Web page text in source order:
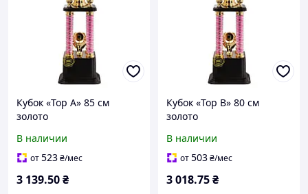
Кубок «Top А» 85 см
золото
В наличии
от523₴/мес
3 139.50₴
Кубок «Top B» 80 см
золото
В наличии
от503₴/мес
3 018.75₴